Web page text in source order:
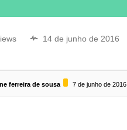
14 de junho de 2016
ferreira de sousa 7 de junho de 2016